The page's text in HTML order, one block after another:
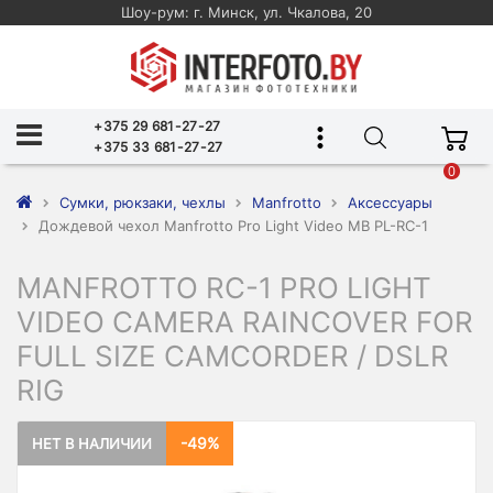
Шоу-рум: г. Минск, ул. Чкалова, 20
+375 29 681-27-27
+375 33 681-27-27
0
Сумки, рюкзаки, чехлы Manfrotto
Аксессуары
Дождевой чехол Manfrotto Pro Light Video MB PL-RC-1
MANFROTTO RC-1 PRO LIGHT
VIDEO CAMERA RAINCOVER FOR
FULL SIZE CAMCORDER / DSLR
RIG
НЕТ В НАЛИЧИИ -49%